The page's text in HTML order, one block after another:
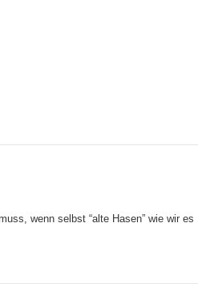
wenn selbst “alte Hasen” wie wir es